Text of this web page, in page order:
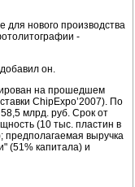
нового производства
-
он.
на прошедшем
ChipExpo’2007). По
млрд. руб. Срок от
(10 тыс. пластин в
предполагаемая выручка
(51% капитала) и